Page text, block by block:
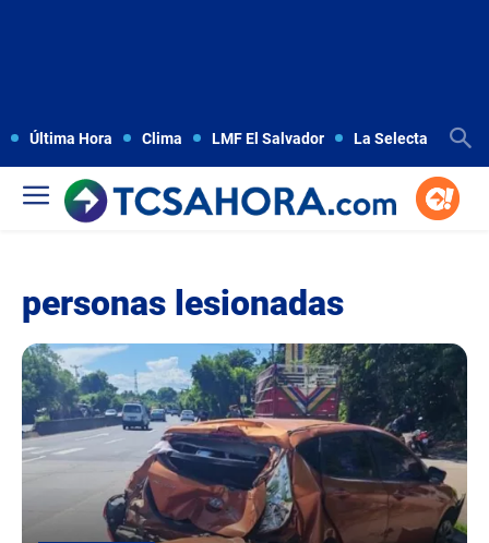
Última Hora Clima LMF El Salvador La Selecta
personas lesionadas